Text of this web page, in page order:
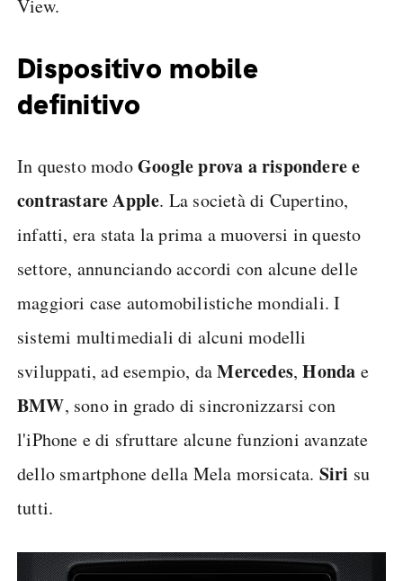
View.
Dispositivo mobile
definitivo
In questo modoGoogle prova a rispondere e
contrastare Apple. La società di Cupertino,
infatti, era stata la prima a muoversi in questo
settore, annunciando accordi con alcune delle
maggiori case automobilistiche mondiali. I
sistemi multimediali di alcuni modelli
sviluppati, ad esempio, daMercedes,Honda e
BMW, sono in grado di sincronizzarsi con
l'iPhone e di sfruttare alcune funzioni avanzate
dello smartphone della Mela morsicata. Siri su
tutti.